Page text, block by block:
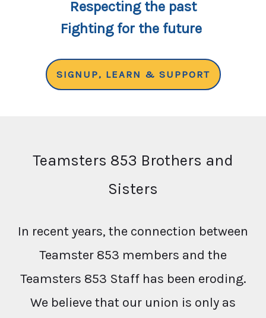
Respecting the past
Fighting for the future
SIGNUP, LEARN & SUPPORT
Teamsters 853 Brothers and
Sisters
In recent years, the connection between
Teamster 853 members and the
Teamsters 853 Staff has been eroding.
We believe that our union is only as